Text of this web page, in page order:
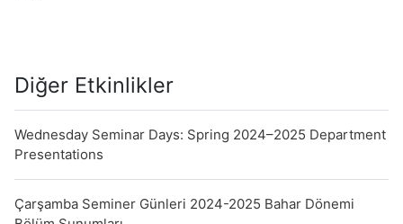
Diğer Etkinlikler
Wednesday Seminar Days: Spring 2024–2025 Department
Presentations
Çarşamba Seminer Günleri 2024-2025 Bahar Dönemi